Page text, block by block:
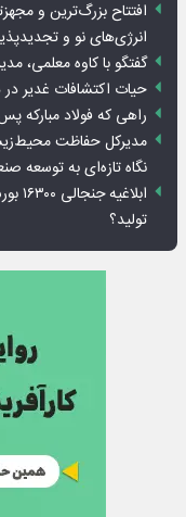
افتتاح بزرگ‌ترین و
انرژی‌های نو و
گفتگو با کاوه معلمی،
حیات اکتشافات غدیر در
راهی که فولاد
مدیرکل حفاظت
نگاه تازه‌ای به توسعه
تولید؟